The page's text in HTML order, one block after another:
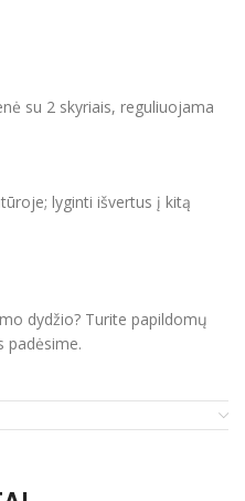
su 2 skyriais, reguliuojama
lyginti išvertus į kitą
dydžio? Turite papildomų
padėsime.